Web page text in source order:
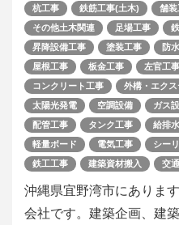
杭工事
鉄筋工事(土木) 舗装
その他土木関連
足場工事
昇降設備工事
塗装工事 防
屋根工事
板金工事 左官工事
コンクリート工事
外構・エク
太陽光発電
空調設備 ガス
配管工事
タンク工事 給排
軽量ボード
電気工事 シー
鉄工工事
建築資材搬入 交
沖縄県宜野湾市にありま
会社です。建築企画、建